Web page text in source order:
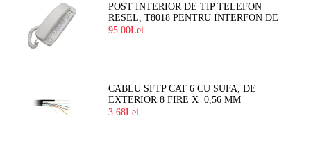
POST INTERIOR DE TIP TELEFON
RESEL, T8018 PENTRU INTERFON DE
BLOC
95.00Lei
CABLU SFTP CAT 6 CU SUFA, DE
EXTERIOR 8 FIRE X 0,56 MM
3.68Lei